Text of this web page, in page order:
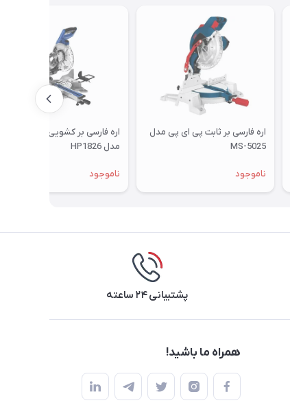
اره فارسی بر ثابت پی ای پی مدل
MS-5025
ناموجود
اره فارسی بر کشویی هیوندای
مدل HP1826
ناموجود
پشتیبانی ۲۴ ساعته
همراه ما باشید!